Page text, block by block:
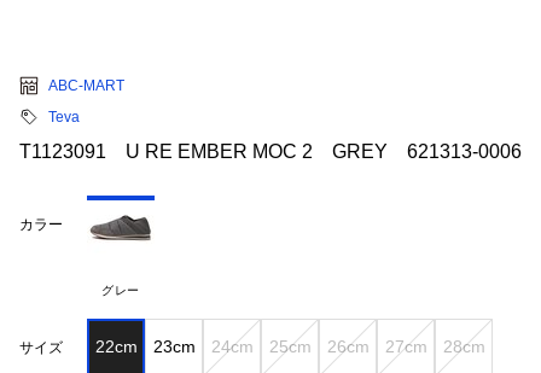
ABC-MART
Teva
T1123091 U RE EMBER MOC 2 GREY 621313-0006
カラー
グレー
サイズ 22cm 23cm 24cm 25cm 26cm 27cm 28cm